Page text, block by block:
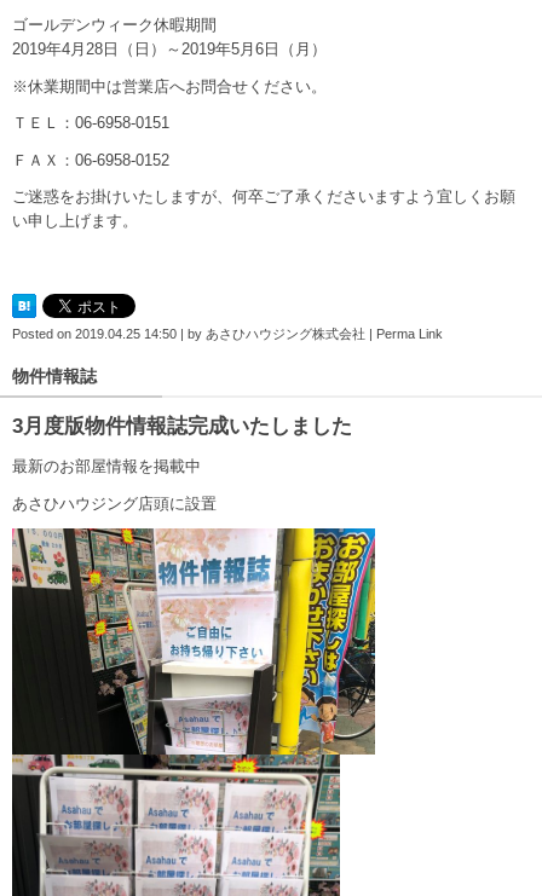
ゴールデンウィーク休暇期間
2019年4月28日（日）～2019年5月6日（月）
※休業期間中は営業店へお問合せください。
ＴＥＬ：06-6958-0151
ＦＡＸ：06-6958-0152
ご迷惑をお掛けいたしますが、何卒ご了承くださいますよう宜しくお願
い申し上げます。
Posted on 2019.04.25 14:50 | by あさひハウジング株式会社 | Perma Link
物件情報誌
3月度版物件情報誌完成いたしました
最新のお部屋情報を掲載中
あさひハウジング店頭に設置